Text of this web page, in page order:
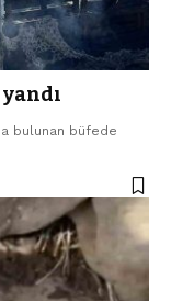
bulunan büfede